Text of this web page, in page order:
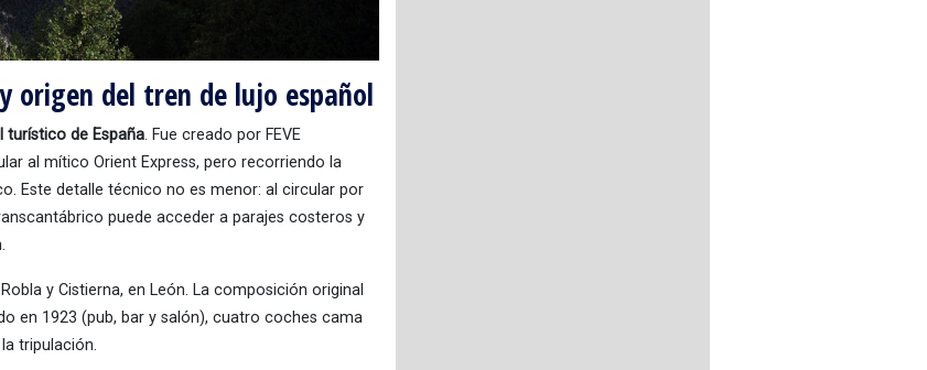
origen del tren de lujo español
turístico de España. Fue creado por FEVE
al mítico Orient Express, pero recorriendo la
Este detalle técnico no es menor: al circular por
puede acceder a parajes costeros y
y Cistierna, en León. La composición original
en 1923 (pub, bar y salón), cuatro coches cama
tripulación.